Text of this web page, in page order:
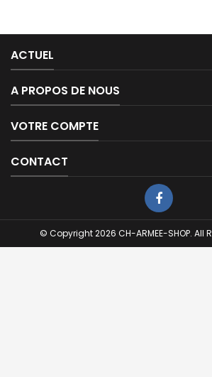
ACTUEL
A PROPOS DE NOUS
VOTRE COMPTE
CONTACT
© Copyright 2026 CH-ARMEE-SHOP. All